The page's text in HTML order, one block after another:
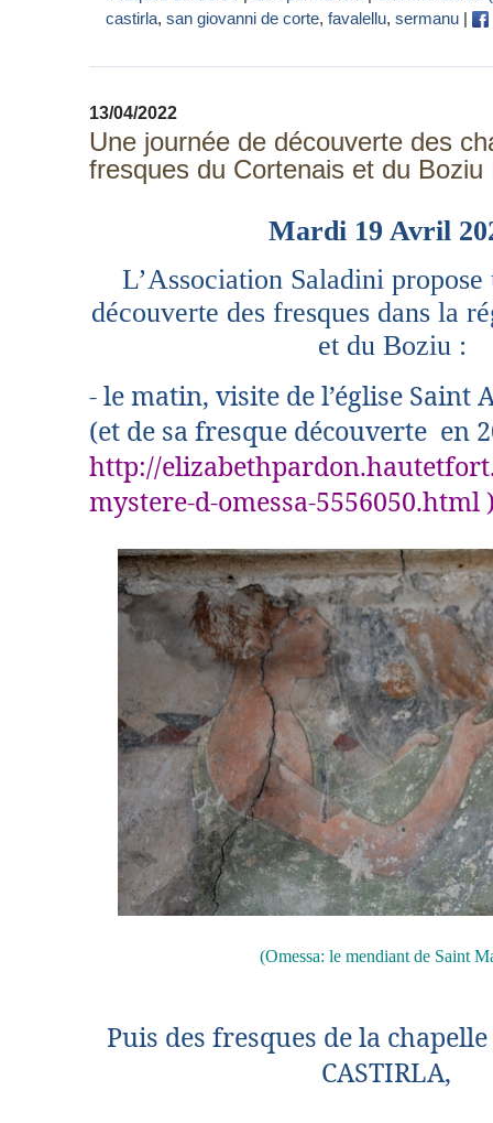
castirla, san giovanni de corte, favalellu, sermanu |
13/04/2022
Une journée de découverte des
fresques du Cortenais et du Boziu
Mardi 19 Avril
L’Association Saladini propose
découverte des fresques dans la
et du Boziu :
- le matin, visite de l’église Saint
(et de sa fresque découverte en
http://
mystere-d-omessa-5556050.html
(Omessa: le mendiant de Saint
Puis des fresques de la
CASTIRLA,